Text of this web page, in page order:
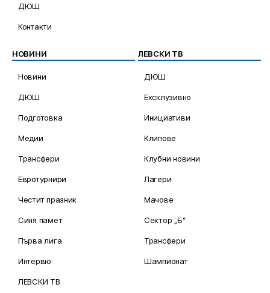
ДЮШ
Контакти
НОВИНИ
Новини
ДЮШ
Подготовка
Медии
Трансфери
Евротурнири
Честит празник
Синя памет
Първа лига
Интервю
ЛЕВСКИ ТВ
ЛЕВСКИ ТВ
ДЮШ
Ексклузивно
Инициативи
Клипове
Клубни новини
Лагери
Мачове
Сектор „Б“
Трансфери
Шампионат